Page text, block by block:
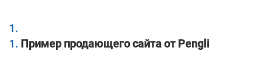
Пример продающего сайта от Pengli